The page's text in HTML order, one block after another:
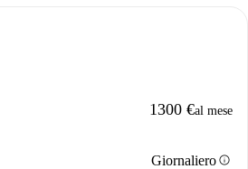
1300 €al mese
Giornalieroinfo